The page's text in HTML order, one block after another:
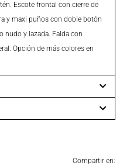
Escote frontal con cierre de
y maxi puños con doble botón
nudo y lazada. Falda con
Opción de más colores en
Compartir en: